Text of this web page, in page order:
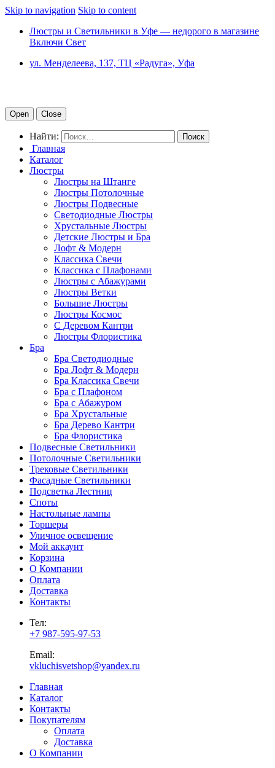
Skip to navigation Skip to content
Люстры и Светильники в Уфе — недорого в магазине
Включи Свет
ул. Менделеева, 137, ТЦ «Радуга», Уфа
Open Close
Найти:
Главная
Каталог
Люстры
Люстры на Штанге
Люстры Потолочные
Люстры Подвесные
Светодиодные Люстры
Хрустальные Люстры
Детские Люстры и Бра
Лофт & Модерн
Классика Свечи
Классика с Плафонами
Люстры с Абажурами
Люстры Ветки
Большие Люстры
Люстры Космос
С Деревом Кантри
Люстры Флористика
Бра
Бра Светодиодные
Бра Лофт & Модерн
Бра Классика Свечи
Бра с Плафоном
Бра с Абажуром
Бра Хрустальные
Бра Дерево Кантри
Бра Флористика
Подвесные Светильники
Потолочные Светильники
Трековые Светильники
Фасадные Светильники
Подсветка Лестниц
Споты
Настольные лампы
Торшеры
Уличное освещение
Мой аккаунт
Корзина
О Компании
Оплата
Доставка
Контакты
Тел:
+7 987-595-97-53
Email:
vkluchisvetshop@yandex.ru
Главная
Каталог
Контакты
Покупателям
Оплата
Доставка
О Компании